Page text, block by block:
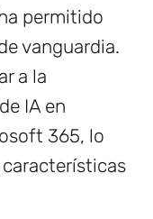
permitido
vanguardia.
a la
IA en
365, lo